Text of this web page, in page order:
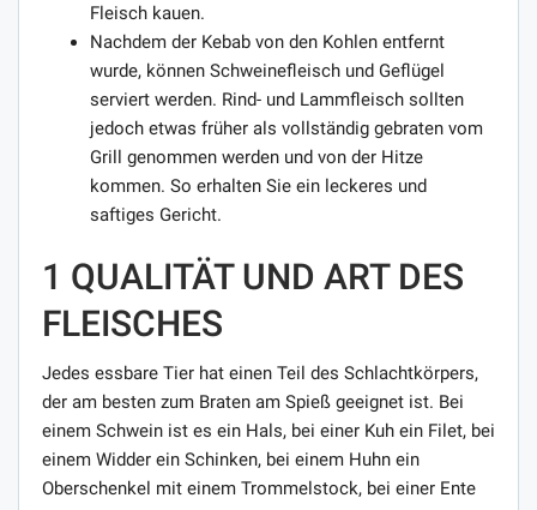
Fleisch kauen.
Nachdem der Kebab von den Kohlen entfernt
wurde, können Schweinefleisch und Geflügel
serviert werden. Rind- und Lammfleisch sollten
jedoch etwas früher als vollständig gebraten vom
Grill genommen werden und von der Hitze
kommen. So erhalten Sie ein leckeres und
saftiges Gericht.
1 QUALITÄT UND ART DES
FLEISCHES
Jedes essbare Tier hat einen Teil des Schlachtkörpers,
der am besten zum Braten am Spieß geeignet ist. Bei
einem Schwein ist es ein Hals, bei einer Kuh ein Filet, bei
einem Widder ein Schinken, bei einem Huhn ein
Oberschenkel mit einem Trommelstock, bei einer Ente